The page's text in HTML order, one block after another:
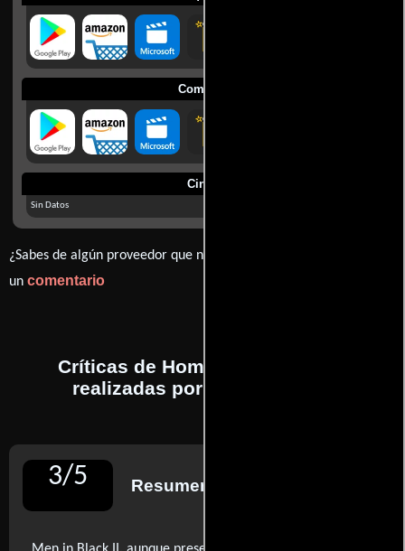
Comprar
Cines
Sin Datos
¿Sabes de algún proveedor que no estamos mostrando? déjanos
un comentario
Críticas de Hombres de negro II
realizadas por profesionales
3/5 Resumen de reseñas